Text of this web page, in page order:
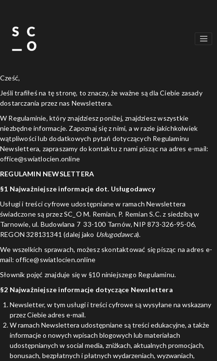
Cześć,
Jeśli trafiłeś na tę stronę, to znaczy, że ważne są dla Ciebie zasady
dostarczania przez nas Newslettera.
W Regulaminie, który znajdziesz poniżej, znajdziesz wszystkie
niezbędne informacje. Zapoznaj się z nimi, a w razie jakichkolwiek
wątpliwości lub dodatkowych pytań dotyczących Regulaminu
Newslettera, zapraszamy do kontaktu z nami pisząc na adres e-mail:
office@swiatlocien.online
REGULAMIN NEWSLETTERA
§1 Najważniejsze informacje dot. Usługodawcy
Usługi i treści cyfrowe udostępniane w ramach Newslettera
świadczone są przez SC_O M. Remian, P. Remian S.C. z siedzibą w
Tarnowie, ul. Budowlana 7 33-100 Tarnów, NIP 873-326-95-06,
REGON 328131341 (dalej jako Usługodawca).
We wszelkich sprawach, możesz skontaktować się pisząc na adres e-
mail: office@swiatlocien.online
Słownik pojęć znajduje się w §10 niniejszego Regulaminu.
§2 Najważniejsze informacje dotyczące Newslettera
Newsletter, w tym usługi i treści cyfrowe są wysyłane na wskazany
przez Ciebie adres e-mail.
W ramach Newslettera udostępniane są treści edukacyjne, a także
informacje o nowych wpisach blogowych lub materiałach
udostępnianych w social media, zniżkach, aktualnych promocjach,
bonusach, bezpłatnych i płatnych wydarzeniach, wyzwaniach,